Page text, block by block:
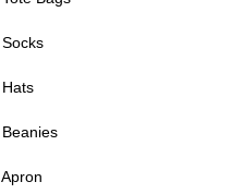
Socks
Hats
Beanies
Apron